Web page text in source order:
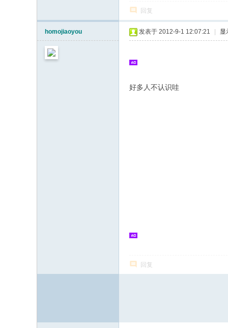
回复
homojiaoyou 发表于 2012-9-1 12:07:21 显
好多人不认识哇
回复